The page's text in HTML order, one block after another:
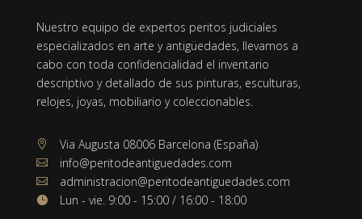
Nuestro equipo de expertos peritos judiciales
especializados en arte y antigüedades, llevamos a
cabo con toda confidencialidad el inventario
descriptivo y detallado de sus pinturas, esculturas,
relojes, joyas, mobiliario y coleccionables.
 Via Augusta 08006 Barcelona (España)
 info@peritodeantiguedades.com
 administracion@peritodeantiguedades.com
 Lun - vie. 9:00 - 15:00 / 16:00 - 18:00